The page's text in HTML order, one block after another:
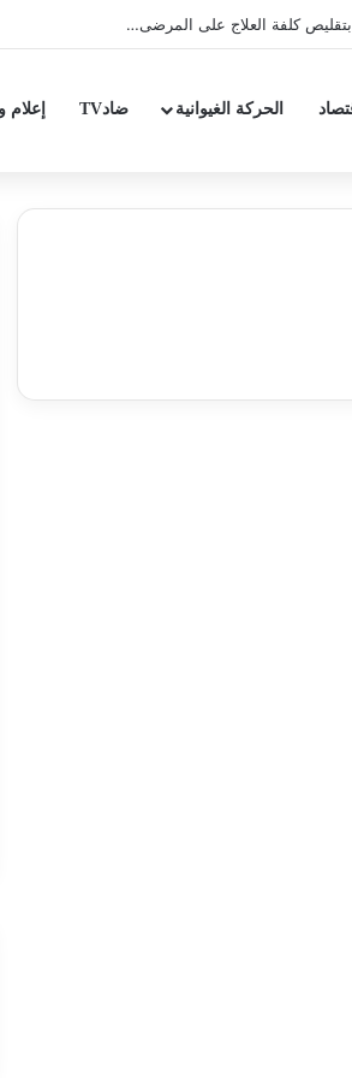
كلفة العلاج على المرضى…
الحركة الغيوانية ضادTV إعلام